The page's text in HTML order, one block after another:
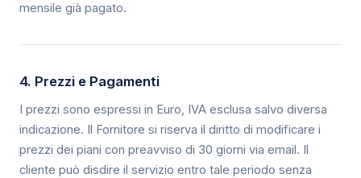
mensile già pagato.
4. Prezzi e Pagamenti
I prezzi sono espressi in Euro, IVA esclusa salvo diversa
indicazione. Il Fornitore si riserva il diritto di modificare i
prezzi dei piani con preavviso di 30 giorni via email. Il
cliente può disdire il servizio entro tale periodo senza